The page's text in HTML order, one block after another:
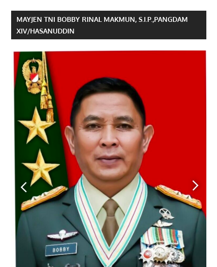
MAYJEN TNI BOBBY RINAL MAKMUN, S.I.P.,PANGDAM
XIV/HASANUDDIN